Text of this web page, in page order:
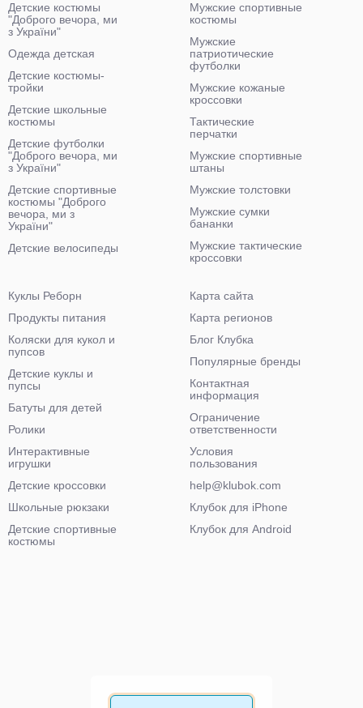
Детские костюмы
"Доброго вечора, ми
з України"
Одежда детская
Детские костюмы-
тройки
Детские школьные
костюмы
Детские футболки
"Доброго вечора, ми
з України"
Детские спортивные
костюмы "Доброго
вечора, ми з
України"
Детские велосипеды
Мужские спортивные
костюмы
Мужские
патриотические
футболки
Мужские кожаные
кроссовки
Тактические
перчатки
Мужские спортивные
штаны
Мужские толстовки
Мужские сумки
бананки
Мужские тактические
кроссовки
Куклы Реборн
Продукты питания
Коляски для кукол и
пупсов
Детские куклы и
пупсы
Батуты для детей
Ролики
Интерактивные
игрушки
Детские кроссовки
Школьные рюкзаки
Детские спортивные
костюмы
Карта сайта
Карта регионов
Блог Клубка
Популярные бренды
Контактная
информация
Ограничение
ответственности
Условия
пользования
help@klubok.com
Клубок для iPhone
Клубок для Android